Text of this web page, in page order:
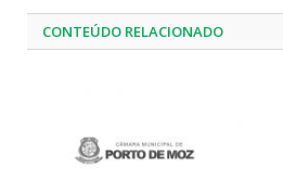
CONTEÚDO RELACIONADO